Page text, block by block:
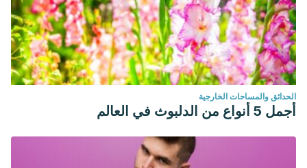
الحدائق والمساحات الخارجية
أجمل 5 أنواع من الدلبوث في العالم